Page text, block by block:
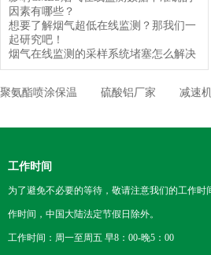
因素有哪些？
想要了解烟气超低在线监测？那我们一
起研究吧！
烟气在线监测的采样系统堵塞怎么解决
聚氨酯喷涂保温 硫酸铝厂家 减速
工作时间
为了避免不必要的等待，敬请注意我们的工作时
作时间，中国大陆法定节假日除外。
工作时间：周一至周五 早8：00-晚5：00